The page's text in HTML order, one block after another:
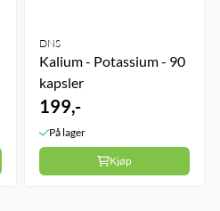
DNS
Kalium - Potassium - 90
kapsler
199,-
På lager
Kjøp